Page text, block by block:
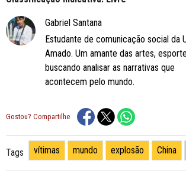
Gabriel Santana
Estudante de comunicação social da
Amado. Um amante das artes,
buscando analisar as narrativas que
acontecem pelo mundo.
Gostou? Compartilhe
Tags vítimas mundo explosão China